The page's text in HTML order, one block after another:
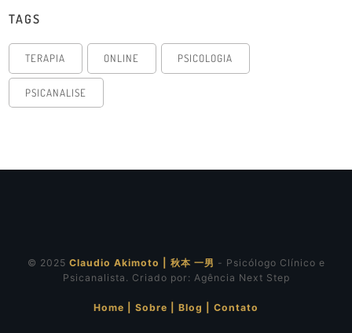
TAGS
TERAPIA ONLINE PSICOLOGIA
PSICANALISE
© 2025 Claudio Akimoto | 秋本 一男 - Psicólogo Clínico e
Psicanalista. Criado por: Agência Next Step
Home Sobre Blog Contato